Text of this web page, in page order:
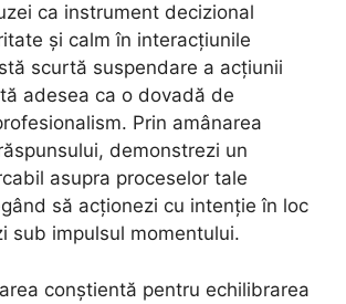
ca instrument decizional
și calm în interacțiunile
scurtă suspendare a acțiunii
adesea ca o dovadă de
Prin amânarea
demonstrezi un
asupra proceselor tale
să acționezi cu intenție în loc
sub impulsul momentului.
conștientă pentru echilibrarea